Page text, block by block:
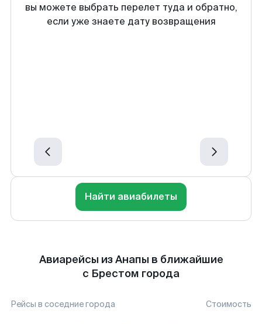
вы можете выбрать перелет туда и обратно,
если уже знаете дату возвращения
Найти авиабилеты
Авиарейсы из Анапы в ближайшие
с Брестом города
Рейсы в соседние города Стоимость